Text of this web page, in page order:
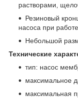
растворами,
Резиновый
насоса при работе.
Небольшой
Технические
тип: насос
максимальное
максимальная